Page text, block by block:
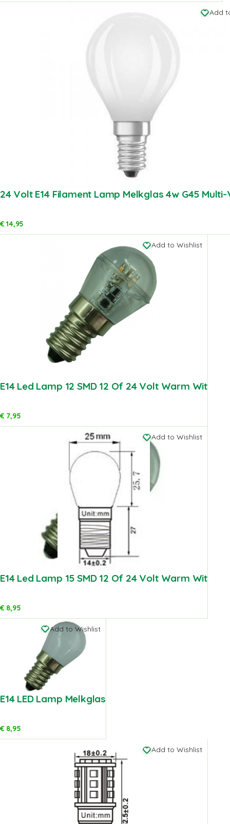
Add
24 Volt E14 Filament Lamp Melkglas 4w G45
€14,95
Add to Wishlist
E14 Led Lamp 12 SMD 12 Of 24 Volt Warm Wit
€7,95
Add to Wishlist
E14 Led Lamp 15 SMD 12 Of 24 Volt Warm Wit
€8,95
Add to Wishlist
E14 LED Lamp Melkglas
€8,95
Add to Wishlist